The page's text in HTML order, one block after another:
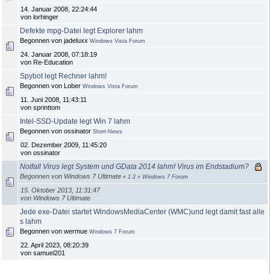
14. Januar 2008, 22:24:44
von lorhinger
Defekte mpg-Datei legt Explorer lahm
Begonnen von jadeluxx Windows Vista Forum
24. Januar 2008, 07:18:19
von Re-Education
Spybot legt Rechner lahm!
Begonnen von Lober Windows Vista Forum
11. Juni 2008, 11:43:11
von sprinttom
Intel-SSD-Update legt Win 7 lahm
Begonnen von ossinator Short-News
02. Dezember 2009, 11:45:20
von ossinator
Notfall Virus legt System und GData 2014 lahm! Virus im Endstadium?
Begonnen von Windows 7 Ultimate « 1 2 » Windows 7 Forum
15. Oktober 2013, 11:31:47
von Windows 7 Ultimate
Jede exe-Datei startet WindowsMediaCenter (WMC)und legt damit fast alle
s lahm
Begonnen von wermue Windows 7 Forum
22. April 2023, 08:20:39
von samuel201